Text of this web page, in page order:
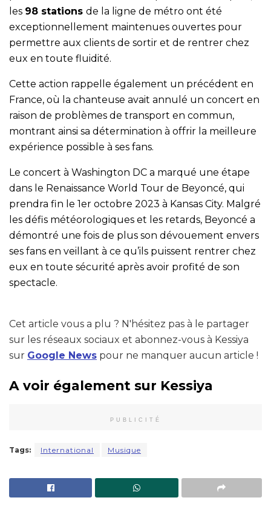
les 98 stations de la ligne de métro ont été
exceptionnellement maintenues ouvertes pour
permettre aux clients de sortir et de rentrer chez
eux en toute fluidité.
Cette action rappelle également un précédent en
France, où la chanteuse avait annulé un concert en
raison de problèmes de transport en commun,
montrant ainsi sa détermination à offrir la meilleure
expérience possible à ses fans.
Le concert à Washington DC a marqué une étape
dans le Renaissance World Tour de Beyoncé, qui
prendra fin le 1er octobre 2023 à Kansas City. Malgré
les défis météorologiques et les retards, Beyoncé a
démontré une fois de plus son dévouement envers
ses fans en veillant à ce qu’ils puissent rentrer chez
eux en toute sécurité après avoir profité de son
spectacle.
Cet article vous a plu ? N'hésitez pas à le partager
sur les réseaux sociaux et abonnez-vous à Kessiya
sur Google News pour ne manquer aucun article !
A voir également sur Kessiya
PUBLICITÉ
Tags: International Musique